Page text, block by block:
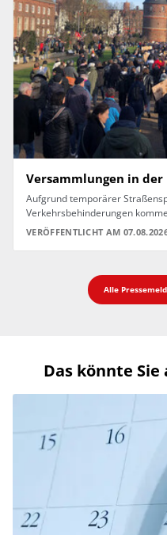
Versammlungen in
Aufgrund temporärer
Verkehrsbehinderungen
VERÖFFENTLICHT AM
Alle
Das könnte